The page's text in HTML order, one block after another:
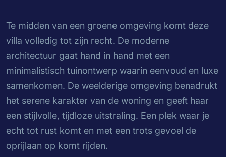
Te midden van een groene omgeving komt deze
villa volledig tot zijn recht. De moderne
architectuur gaat hand in hand met een
minimalistisch tuinontwerp waarin eenvoud en luxe
samenkomen. De weelderige omgeving benadrukt
het serene karakter van de woning en geeft haar
een stijlvolle, tijdloze uitstraling. Een plek waar je
echt tot rust komt en met een trots gevoel de
oprijlaan op komt rijden.